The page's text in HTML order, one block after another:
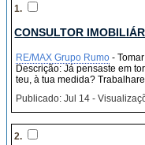
1.
CONSULTOR
RE/MAX Grupo Rumo -
Descrição: Já pensaste em
teu, à tua medida?
Publicado: Jul 14 -
2.